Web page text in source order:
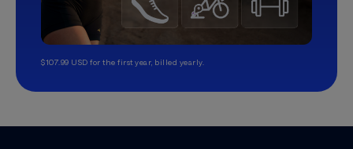
$107.99 USD for the first year, billed yearly.